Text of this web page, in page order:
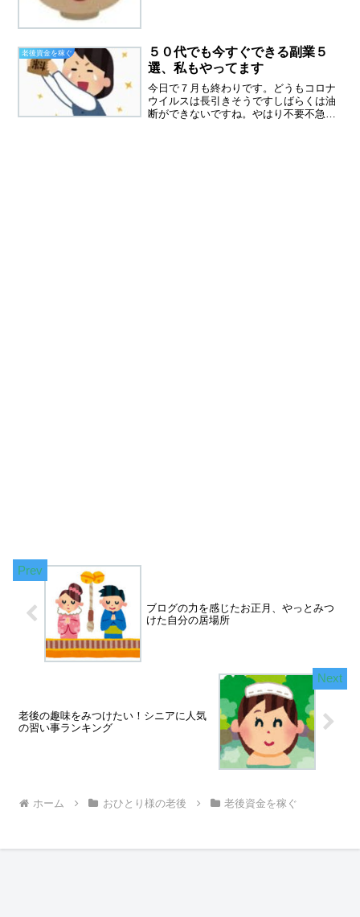
老後資金を稼ぐ
５０代でも今すぐできる副業５
選、私もやってます
今日で７月も終わりです。どうもコロナ
ウイルスは長引きそうですしばらくは油
断ができないですね。やはり不要不急の
ブログの力を感じたお正月、やっとみつ
けた自分の居場所
老後の趣味をみつけたい！シニアに人気
の習い事ランキング
ホーム おひとり様の老後 老後資金を稼ぐ